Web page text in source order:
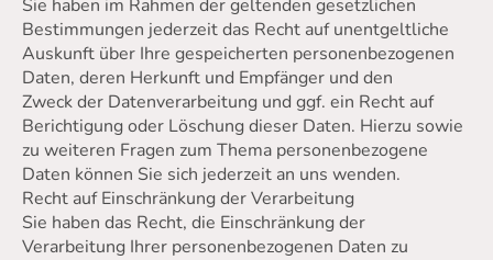
Sie haben im Rahmen der geltenden gesetzlichen
Bestimmungen jederzeit das Recht auf unentgeltliche
Auskunft über Ihre gespeicherten personenbezogenen
Daten, deren Herkunft und Empfänger und den
Zweck der Datenverarbeitung und ggf. ein Recht auf
Berichtigung oder Löschung dieser Daten. Hierzu sowie
zu weiteren Fragen zum Thema personenbezogene
Daten können Sie sich jederzeit an uns wenden.
Recht auf Einschränkung der Verarbeitung
Sie haben das Recht, die Einschränkung der
Verarbeitung Ihrer personenbezogenen Daten zu